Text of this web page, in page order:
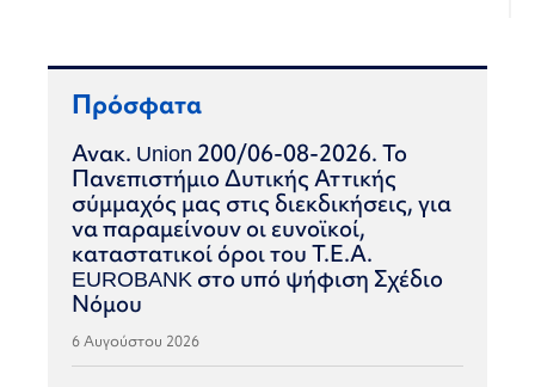
Πρόσφατα
Ανακ. Union 200/06-08-2026. Το
Πανεπιστήμιο Δυτικής Αττικής
σύμμαχός μας στις διεκδικήσεις, για
να παραμείνουν οι ευνοϊκοί,
καταστατικοί όροι του Τ.Ε.Α.
EUROBANK στο υπό ψήφιση Σχέδιο
Νόμου
6 Αυγούστου 2026